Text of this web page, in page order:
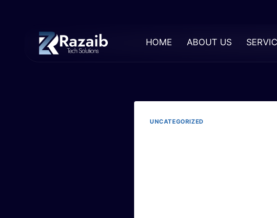
HOME ABOUT US
UNCATEGORIZED